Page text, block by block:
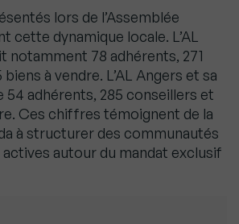
lors de l’Assemblée
cette dynamique locale. L’AL
notamment 78 adhérents, 271
à vendre. L’AL Angers et sa
54 adhérents, 285 conseillers et
Ces chiffres témoignent de la
à structurer des communautés
autour du mandat exclusif